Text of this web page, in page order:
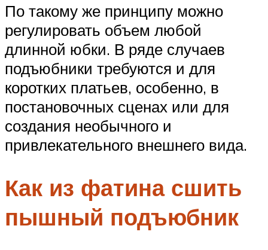
По такому же принципу можно
регулировать объем любой
длинной юбки. В ряде случаев
подъюбники требуются и для
коротких платьев, особенно, в
постановочных сценах или для
создания необычного и
привлекательного внешнего вида.
Как из фатина сшить
пышный подъюбник